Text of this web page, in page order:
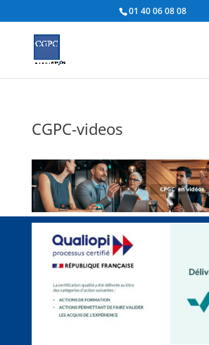
01 40 06 08 08
CGPC-videos